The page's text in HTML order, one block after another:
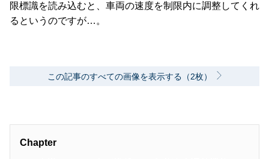
限標識を読み込むと、車両の速度を制限内に調整してくれ
るというのですが…。
この記事のすべての画像を表示する（2枚）
Chapter